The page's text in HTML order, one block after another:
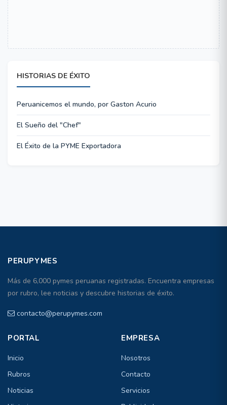
HISTORIAS DE ÉXITO
Peruanicemos el mundo, por Gaston Acurio
El Sueño del "Chef"
El Éxito de la PYME Exportadora
PERUPYMES
Más de 6,000 pymes peruanas registradas. Encuentra empresas
por rubro, lee noticias y descubre historias de éxito.
contacto@perupymes.com
PORTAL
Inicio
Rubros
Noticias
EMPRESA
Nosotros
Contacto
Servicios